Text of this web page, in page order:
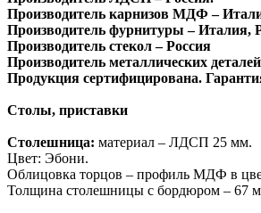
Производитель карнизов МДФ –
Производитель фурнитуры – Италия,
Производитель стекол – Россия
Производитель металлических
Продукция сертифицирована.
Столы, приставки
Столешница: материал – ЛДСП 25 мм.
Цвет: Эбони.
Облицовка торцов – профиль МДФ в
Толщина столешницы с бордюром – 67